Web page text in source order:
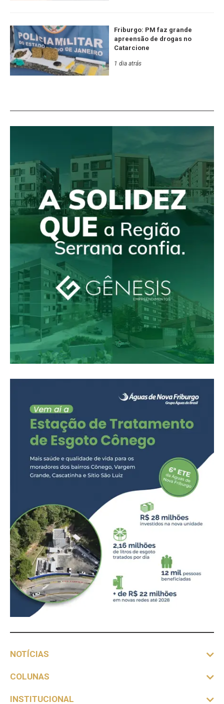
Friburgo: PM faz grande
apreensão de drogas no
Catarcione
1 dia atrás
NOTÍCIAS
COLUNAS
INSTITUCIONAL